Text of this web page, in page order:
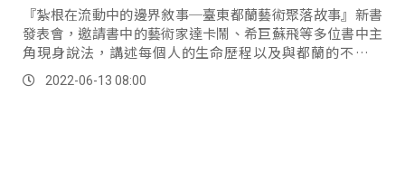
『紮根在流動中的邊界敘事─臺東都蘭藝術聚落故事』新書
發表會，邀請書中的藝術家達卡鬧、希巨蘇飛等多位書中主
角現身說法，講述每個人的生命歷程以及與都蘭的不解之
緣，並進行現場演唱。
2022-06-13 08:00